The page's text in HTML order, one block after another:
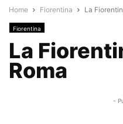
Home Fiorentina La
Fiorentina
La
Roma
-